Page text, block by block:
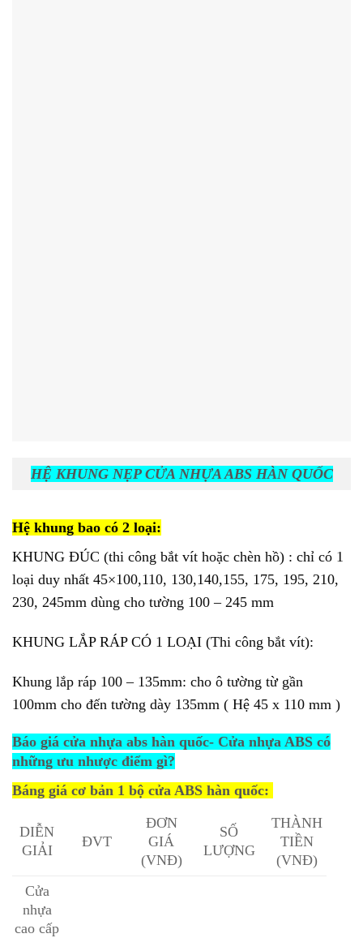
HỆ KHUNG NẸP CỬA NHỰA ABS HÀN QUỐC
Hệ khung bao có 2 loại:
KHUNG ĐÚC (thi công bắt vít hoặc chèn hồ) : chỉ có 1
loại duy nhất 45×100,110, 130,140,155, 175, 195, 210,
230, 245mm dùng cho tường 100 – 245 mm
KHUNG LẮP RÁP CÓ 1 LOẠI (Thi công bắt vít):
Khung lắp ráp 100 – 135mm: cho ô tường từ gần
100mm cho đến tường dày 135mm ( Hệ 45 x 110 mm )
Báo giá cửa nhựa abs hàn quốc- Cửa nhựa ABS có
những ưu nhược điểm gì?
Báng giá cơ bản 1 bộ cửa ABS hàn quốc:
DIỄN
GIẢI
ĐVT
ĐƠN
GIÁ
(VNĐ)
SỐ
LƯỢNG
THÀNH
TIỀN
(VNĐ)
Cửa
nhựa
cao cấp